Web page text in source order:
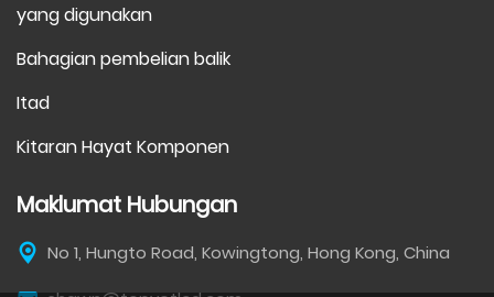
yang digunakan
Bahagian pembelian balik
Itad
Kitaran Hayat Komponen
Maklumat Hubungan
No 1, Hungto Road, Kowingtong, Hong Kong, China